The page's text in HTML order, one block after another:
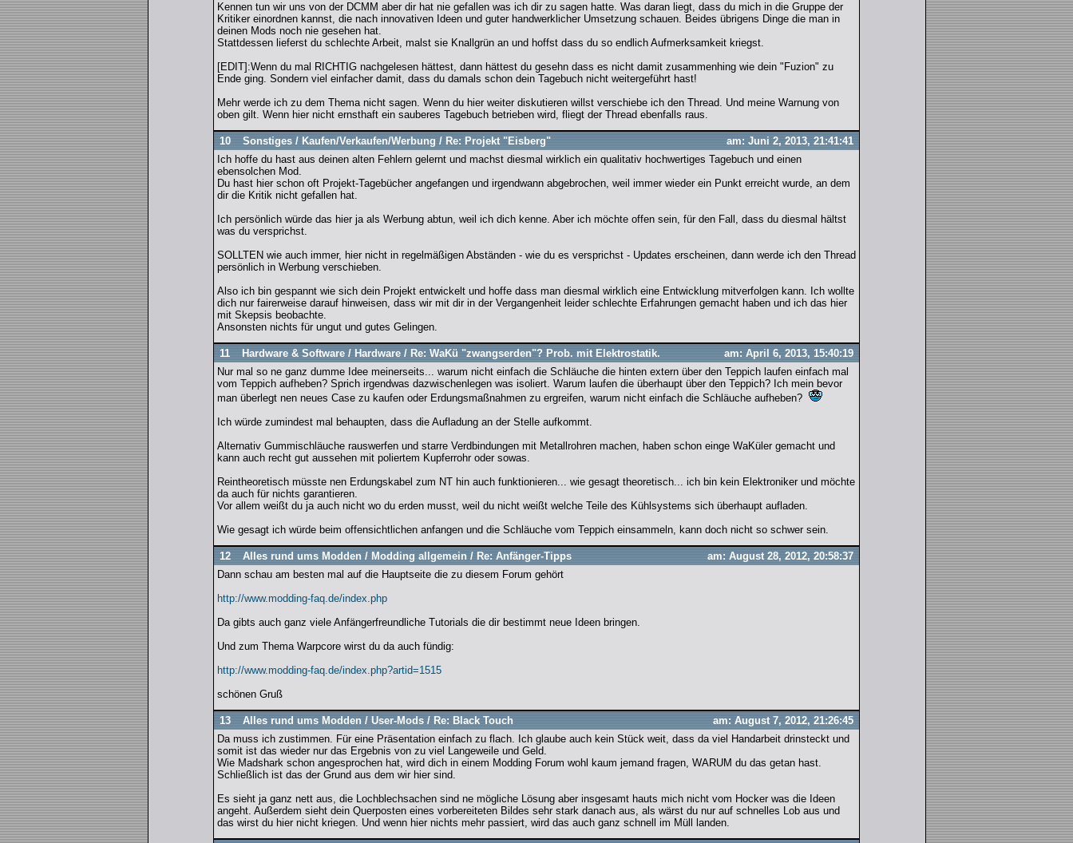
Kennen tun wir uns von der DCMM aber dir hat nie gefallen was ich dir zu sagen hatte. Was daran liegt, dass du mich in die Gruppe der
Kritiker einordnen kannst, die nach innovativen Ideen und guter handwerklicher Umsetzung schauen. Beides übrigens Dinge die man in
deinen Mods noch nie gesehen hat.
Stattdessen lieferst du schlechte Arbeit, malst sie Knallgrün an und hoffst dass du so endlich Aufmerksamkeit kriegst.
[EDIT]:Wenn du mal RICHTIG nachgelesen hättest, dann hättest du gesehn dass es nicht damit zusammenhing wie dein "Fuzion" zu
Ende ging. Sondern viel einfacher damit, dass du damals schon dein Tagebuch nicht weitergeführt hast!
Mehr werde ich zu dem Thema nicht sagen. Wenn du hier weiter diskutieren willst verschiebe ich den Thread. Und meine Warnung von
oben gilt. Wenn hier nicht ernsthaft ein sauberes Tagebuch betrieben wird, fliegt der Thread ebenfalls raus.
10 Sonstiges / Kaufen/Verkaufen/Werbung / Re: Projekt "Eisberg"
am: Juni 2, 2013, 21:41:41
Ich hoffe du hast aus deinen alten Fehlern gelernt und machst diesmal wirklich ein qualitativ hochwertiges Tagebuch und einen
ebensolchen Mod.
Du hast hier schon oft Projekt-Tagebücher angefangen und irgendwann abgebrochen, weil immer wieder ein Punkt erreicht wurde, an dem
dir die Kritik nicht gefallen hat.
Ich persönlich würde das hier ja als Werbung abtun, weil ich dich kenne. Aber ich möchte offen sein, für den Fall, dass du diesmal hältst
was du versprichst.
SOLLTEN wie auch immer, hier nicht in regelmäßigen Abständen - wie du es versprichst - Updates erscheinen, dann werde ich den Thread
persönlich in Werbung verschieben.
Also ich bin gespannt wie sich dein Projekt entwickelt und hoffe dass man diesmal wirklich eine Entwicklung mitverfolgen kann. Ich wollte
dich nur fairerweise darauf hinweisen, dass wir mit dir in der Vergangenheit leider schlechte Erfahrungen gemacht haben und ich das hier
mit Skepsis beobachte.
Ansonsten nichts für ungut und gutes Gelingen.
11 Hardware & Software / Hardware / Re: WaKü "zwangserden"? Prob. mit Elektrostatik.
am: April 6, 2013, 15:40:19
Nur mal so ne ganz dumme Idee meinerseits... warum nicht einfach die Schläuche die hinten extern über den Teppich laufen einfach mal
vom Teppich aufheben? Sprich irgendwas dazwischenlegen was isoliert. Warum laufen die überhaupt über den Teppich? Ich mein bevor
man überlegt nen neues Case zu kaufen oder Erdungsmaßnahmen zu ergreifen, warum nicht einfach die Schläuche aufheben?
Ich würde zumindest mal behaupten, dass die Aufladung an der Stelle aufkommt.
Alternativ Gummischläuche rauswerfen und starre Verdbindungen mit Metallrohren machen, haben schon einge WaKüler gemacht und
kann auch recht gut aussehen mit poliertem Kupferrohr oder sowas.
Reintheoretisch müsste nen Erdungskabel zum NT hin auch funktionieren... wie gesagt theoretisch... ich bin kein Elektroniker und möchte
da auch für nichts garantieren.
Vor allem weißt du ja auch nicht wo du erden musst, weil du nicht weißt welche Teile des Kühlsystems sich überhaupt aufladen.
Wie gesagt ich würde beim offensichtlichen anfangen und die Schläuche vom Teppich einsammeln, kann doch nicht so schwer sein.
12 Alles rund ums Modden / Modding allgemein / Re: Anfänger-Tipps
am: August 28, 2012, 20:58:37
Dann schau am besten mal auf die Hauptseite die zu diesem Forum gehört
http://www.modding-faq.de/index.php
Da gibts auch ganz viele Anfängerfreundliche Tutorials die dir bestimmt neue Ideen bringen.
Und zum Thema Warpcore wirst du da auch fündig:
http://www.modding-faq.de/index.php?artid=1515
schönen Gruß
13 Alles rund ums Modden / User-Mods / Re: Black Touch
am: August 7, 2012, 21:26:45
Da muss ich zustimmen. Für eine Präsentation einfach zu flach. Ich glaube auch kein Stück weit, dass da viel Handarbeit drinsteckt und
somit ist das wieder nur das Ergebnis von zu viel Langeweile und Geld.
Wie Madshark schon angesprochen hat, wird dich in einem Modding Forum wohl kaum jemand fragen, WARUM du das getan hast.
Schließlich ist das der Grund aus dem wir hier sind.
Es sieht ja ganz nett aus, die Lochblechsachen sind ne mögliche Lösung aber insgesamt hauts mich nicht vom Hocker was die Ideen
angeht. Außerdem sieht dein Querposten eines vorbereiteten Bildes sehr stark danach aus, als wärst du nur auf schnelles Lob aus und
das wirst du hier nicht kriegen. Und wenn hier nichts mehr passiert, wird das auch ganz schnell im Müll landen.